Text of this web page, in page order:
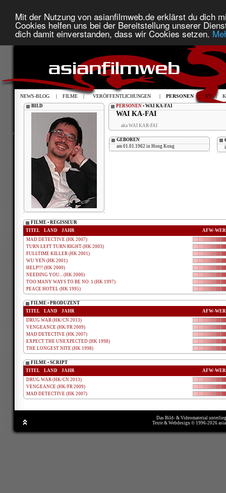
Mit der Nutzung von asianfilmweb.de erklärst du dich
Cookies helfen uns bei der Bereitstellung unserer
dich damit einverstanden, dass wir Cookies setzen.
NEWS-BLOG | FILME | VERÖFFENTLICHUNGEN | PERSONEN | TV |
BILD PERSONEN • WAI KA-FAI
WAI KA-FAI
aka WAI KAR-FAI
GEBOREN
am 01.01.1962 in Hong Kong
FILME • REGISSEUR
TITEL
LAND JAHR
AFW-
MAD DETECTIVE (HK 2007)
TURN LEFT TURN RIGHT (HK 2003)
FULLTIME KILLER (HK 2001)
WU YEN (HK 2001)
HELP!!! (HK 2000)
NEEDING YOU... (HK 2000)
TOO MANY WAYS TO BE NO. 1 (HK 1997)
PEACE HOTEL (HK 1995)
FILME • PRODUZENT
TITEL
LAND JAHR
AFW-
DRUG WAR (HK/CN 2013)
VENGEANCE (HK/FR 2009)
MAD DETECTIVE (HK 2007)
EXPECT THE UNEXPECTED (HK 1998)
THE LONGEST NITE (HK 1998)
FILME • SCRIPT
TITEL
LAND JAHR
AFW-
DRUG WAR (HK/CN 2013)
VENGEANCE (HK/FR 2009)
MAD DETECTIVE (HK 2007)
Das Bild- & Videomaterial
Texte & Webdesign © 1996-2026